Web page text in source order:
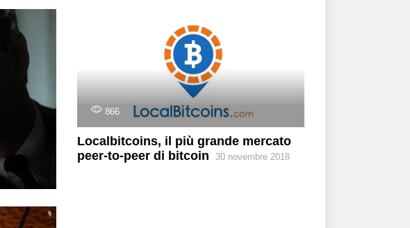
866
Localbitcoins, il più grande mercato
peer-to-peer di bitcoin
30 novembre 2018